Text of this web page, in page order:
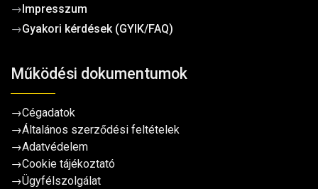
→ Impresszum
→Gyakori kérdések (GYIK/FAQ)
Működési dokumentumok
→Cégadatok
→Általános szerződési feltételek
→Adatvédelem
→Cookie tájékoztató
→Ügyfélszolgálat